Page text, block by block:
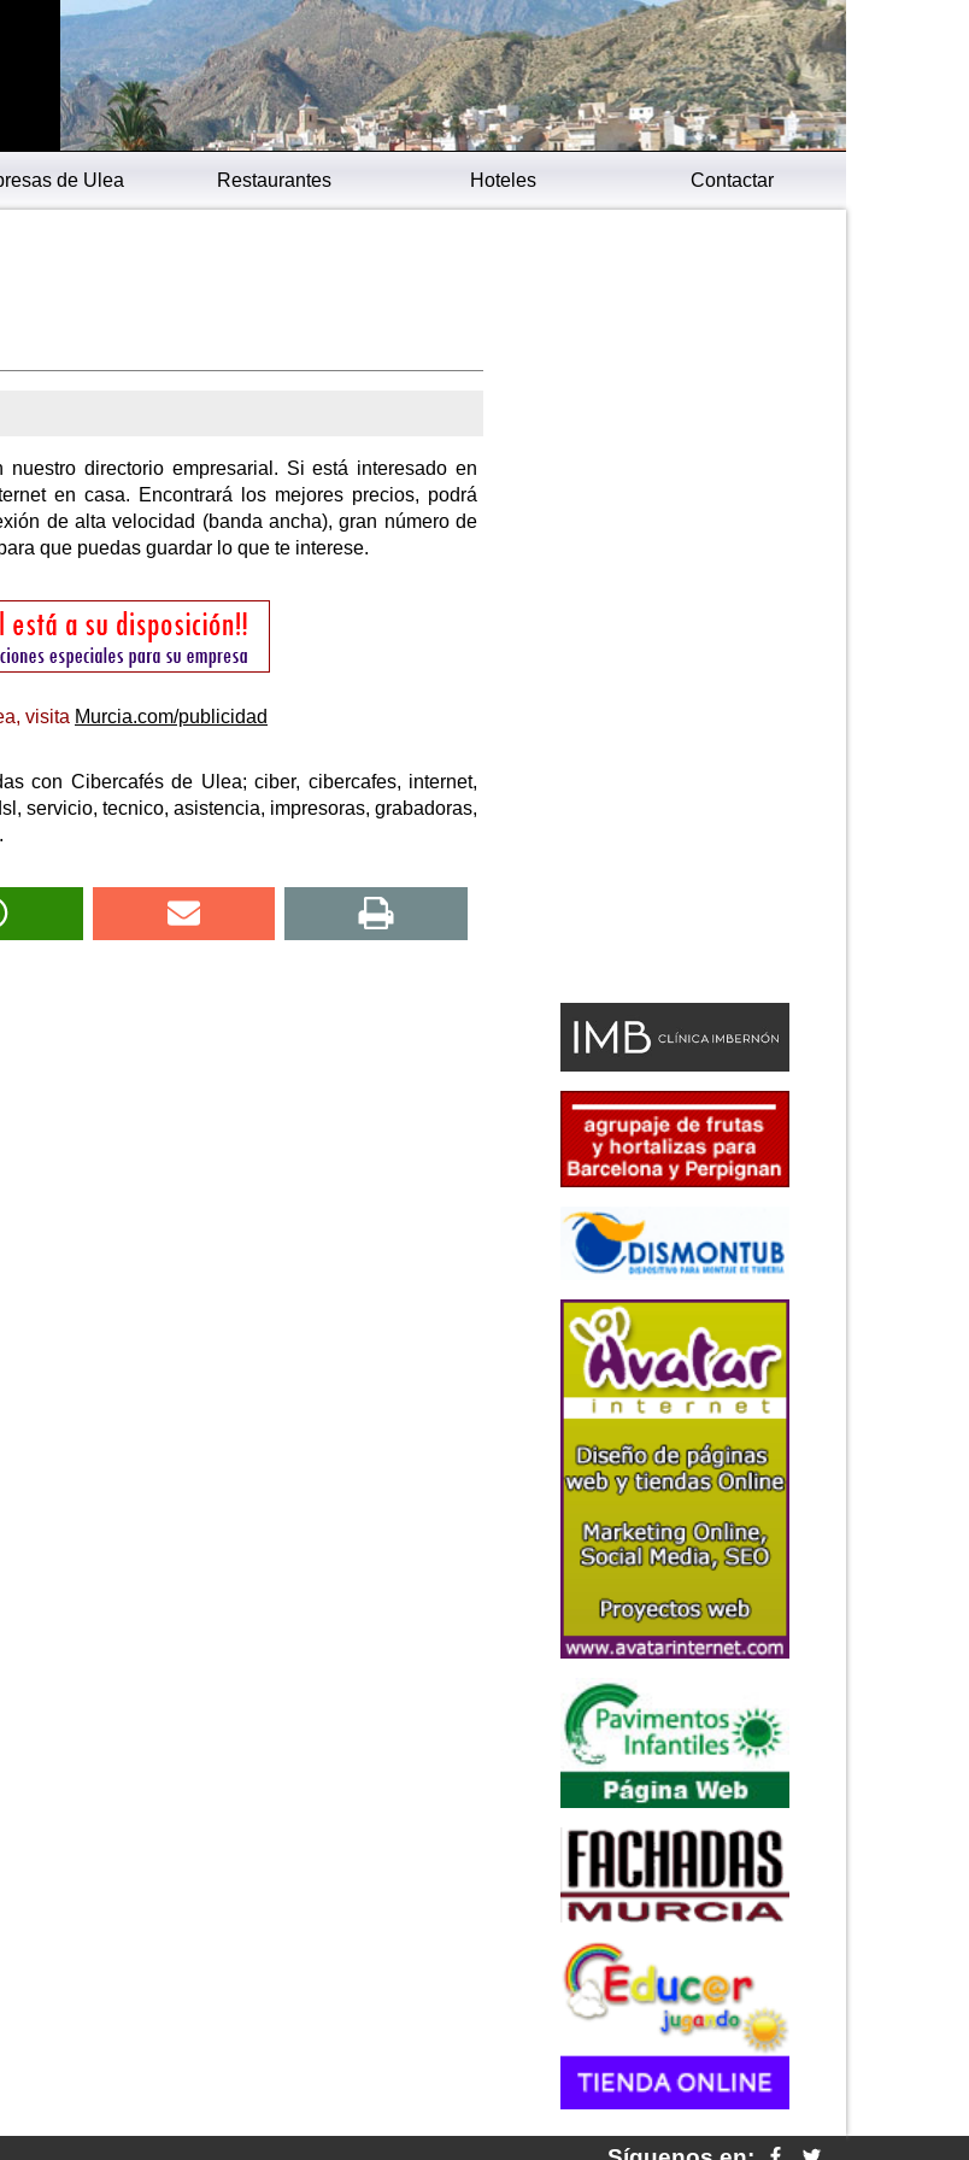
de Ulea Restaurantes Hoteles Contactar
directorio empresarial. Si está interesado en
en casa. Encontrará los mejores precios, podrá
de alta velocidad (banda ancha), gran número de
que puedas guardar lo que te interese.
visita Murcia.com/publicidad
con Cibercafés de Ulea; ciber, cibercafes, internet,
servicio, tecnico, asistencia, impresoras, grabadoras,